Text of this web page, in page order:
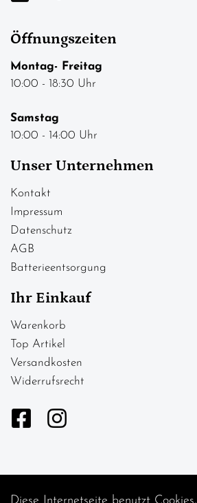
Öffnungszeiten
Montag- Freitag
10:00 - 18:30 Uhr
Samstag
10:00 - 14:00 Uhr
Unser Unternehmen
Kontakt
Impressum
Datenschutz
AGB
Batterieentsorgung
Ihr Einkauf
Warenkorb
Top Artikel
Versandkosten
Widerrufsrecht